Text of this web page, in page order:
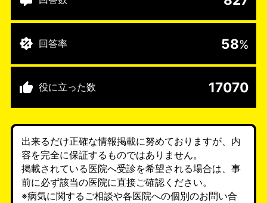
回答率 58%
役に立った数 17070
出来るだけ正確な情報掲載に努めておりますが、内
容を完全に保証するものではありません。
掲載されている医院へ受診を希望される場合は、事
前に必ず該当の医院に直接ご確認ください。
※病気に関するご相談や各医院への個別のお問い合